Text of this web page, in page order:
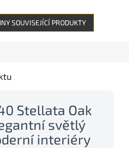
SOUVISEJÍCÍ PRODUKTY
Stellata Oak
světlý
interiéry